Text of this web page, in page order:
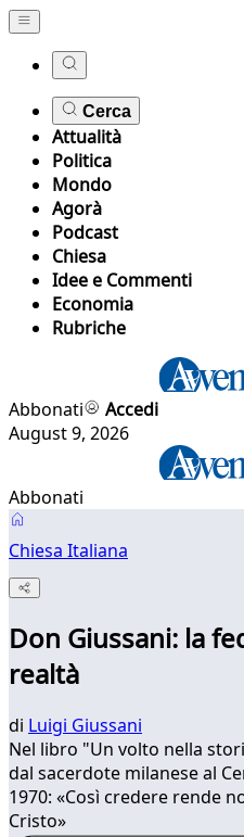
Cerca
Attualità
Politica
Mondo
Agorà
Podcast
Chiesa
Idee e Commenti
Economia
Rubriche
Abbonati
Accedi
August 9, 2026
Abbonati
Chiesa Italiana
Don Giussani: la
realtà
di Luigi Giussani
Nel libro "Un volto nella
dal sacerdote milanese al
1970: «Così credere rende
Cristo»